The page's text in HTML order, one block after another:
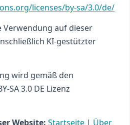
licenses/by-sa/3.0/de/
Verwendung auf dieser
KI-gestützter
wird gemäß den
SA 3.0 DE Lizenz
Website: Startseite | Über